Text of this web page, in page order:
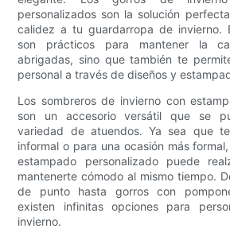
personalizados son la solución
calidez a tu guardarropa de invierno.
son prácticos para mantener la
abrigadas, sino que también te
personal a través de diseños y
Los sombreros de invierno con
son un accesorio versátil que se
variedad de atuendos. Ya sea que
informal o para una ocasión más
estampado personalizado puede
mantenerte cómodo al mismo tiempo.
de punto hasta gorros con
existen infinitas opciones para
invierno.